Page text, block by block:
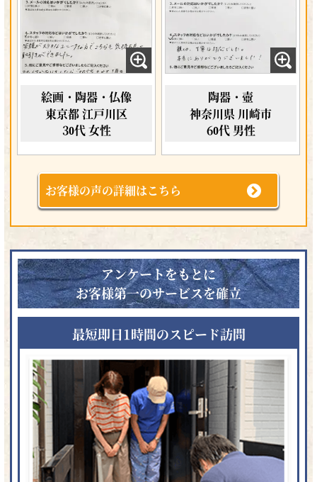
絵画・陶器・仏像
東京都 江戸川区
30代 女性
陶器・壺
神奈川県 川崎市
60代 男性
お客様の声の詳細はこちら
アンケートをもとに
お客様第一のサービスを確立
最短即日1時間のスピード訪問